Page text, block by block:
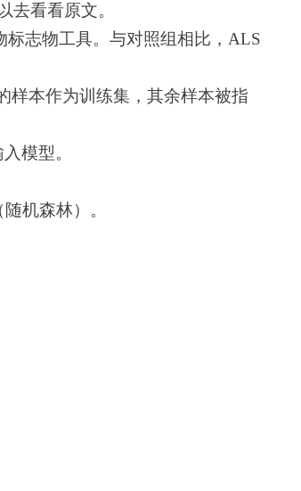
看看原文。
标志物工具。与对照组相比，ALS
样本作为训练集，其余样本被指
模型。
机森林）。